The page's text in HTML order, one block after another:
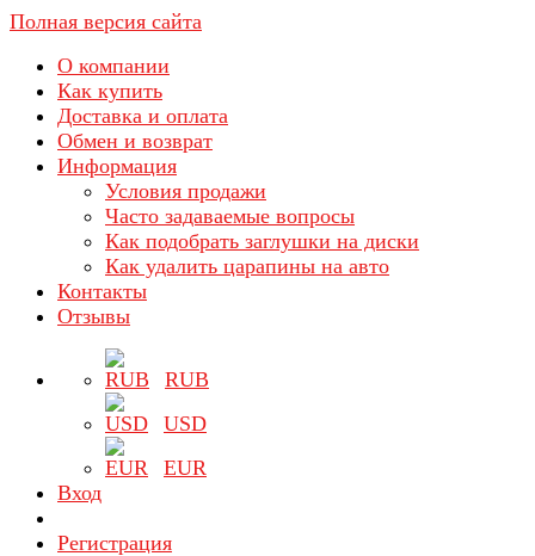
Полная версия сайта
О компании
Как купить
Доставка и оплата
Обмен и возврат
Информация
Условия продажи
Часто задаваемые вопросы
Как подобрать заглушки на диски
Как удалить царапины на авто
Контакты
Отзывы
RUB
USD
EUR
Вход
Регистрация